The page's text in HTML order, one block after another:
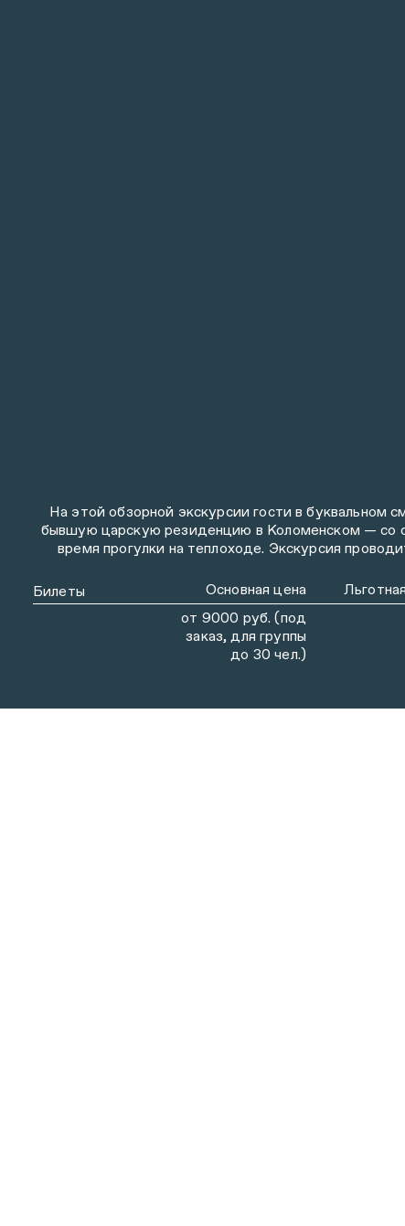
На этой обзорной экскурсии гости в буквальном
бывшую царскую резиденцию в Коломенском — со
время прогулки на теплоходе. Экскурсия
Билеты Основная цена
от 9000 руб. (под
заказ, для группы
до 30 чел.)